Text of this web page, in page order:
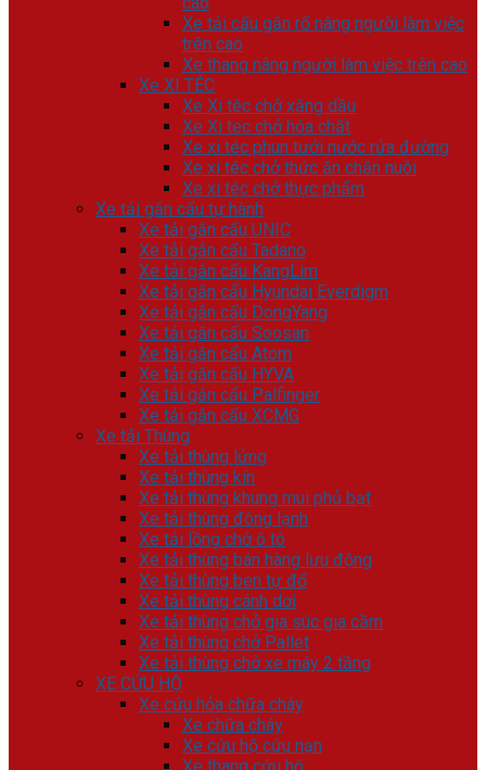
Xe tải cẩu gắn rổ nâng người làm việc
trên cao
Xe thang nâng người làm việc trên cao
Xe XI TÉC
Xe Xi téc chở xăng dầu
Xe Xi tec chở hóa chất
Xe xi téc phun tưới nước rửa đường
Xe xi téc chở thức ăn chăn nuôi
Xe xi téc chở thực phẩm
Xe tải gắn cẩu tự hành
Xe tải gắn cẩu UNIC
Xe tải gắn cẩu Tadano
Xe tải gắn cẩu KangLim
Xe tải gắn cẩu Hyundai Everdigm
Xe tải gắn cẩu DongYang
Xe tải gắn cẩu Soosan
Xe tải gắn cẩu Atom
Xe tải gắn cẩu HYVA
Xe tải gắn cẩu Palfinger
Xe tải gắn cẩu XCMG
Xe tải Thùng
Xe tải thùng lửng
Xe tải thùng kín
Xe tải thùng khung mui phủ bạt
Xe tải thùng đông lạnh
Xe tải lồng chở ô tô
Xe tải thùng bán hàng lưu động
Xe tải thùng ben tự đổ
Xe tải thùng cánh dơi
Xe tải thùng chở gia súc gia cầm
Xe tải thùng chở Pallet
Xe tải thùng chở xe máy 2 tầng
XE CỨU HỘ
Xe cứu hỏa chữa cháy
Xe chữa cháy
Xe cứu hộ cứu nạn